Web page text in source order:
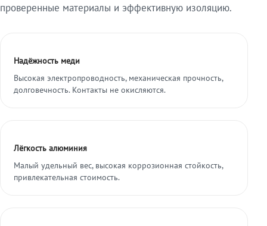
проверенные материалы и эффективную изоляцию.
Надёжность меди
Высокая электропроводность, механическая прочность,
долговечность. Контакты не окисляются.
Лёгкость алюминия
Малый удельный вес, высокая коррозионная стойкость,
привлекательная стоимость.